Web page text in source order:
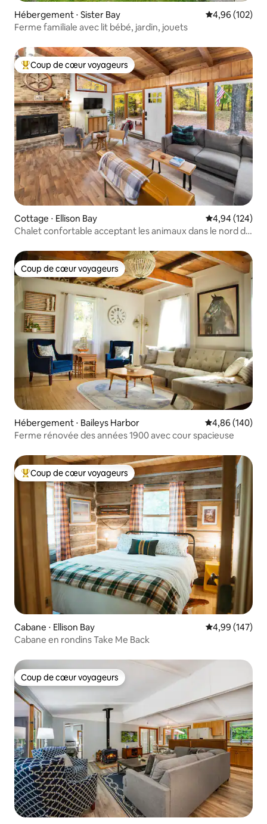
Hébergement ⋅ Sister Bay Évaluation
4,96 (102)
Ferme familiale avec lit bébé, jardin, jouets
Coups de cœur voyageurs les plus appréciés
Coup de cœur voyageurs
Cottage ⋅ Ellison Bay Évaluation
4,94 (124)
Chalet confortable acceptant les animaux dans le nord du
Coup de cœur voyageurs
Coup de cœur voyageurs
Hébergement ⋅ Baileys Harbor Évaluation
4,86 (140)
Ferme rénovée des années 1900 avec cour spacieuse
Coups de cœur voyageurs les plus appréciés
Coup de cœur voyageurs
Cabane ⋅ Ellison Bay Évaluation
4,99 (147)
Cabane en rondins Take Me Back
Coup de cœur voyageurs
Coup de cœur voyageurs